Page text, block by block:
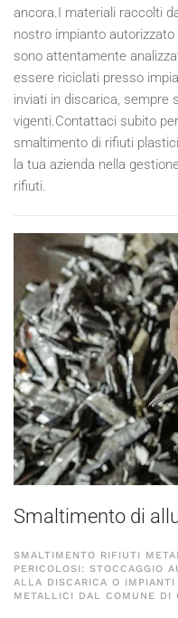
ancora.I materiali raccolti
nostro impianto
sono attentamente
essere riciclati presso
inviati in discarica, sempre
vigenti.Contattaci subito
smaltimento di rifiuti
la tua azienda nella
rifiuti.
Smaltimento di
SMALTIMENTO RIFIUTI
PERICOLOSI: STOCCAGGIO
ALLA DISCARICA O
METALLICI DAL COMUNE DI